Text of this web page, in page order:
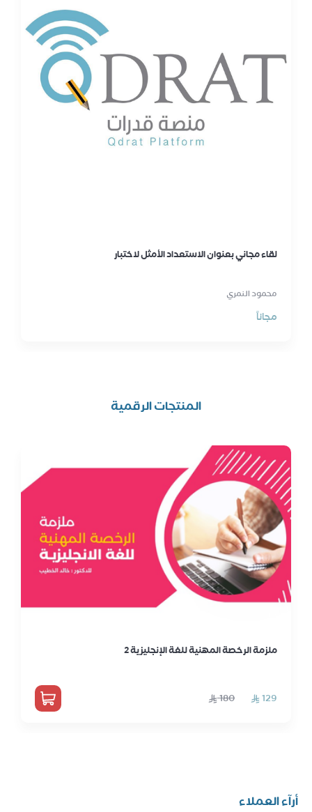
لقاء مجاني بعنوان الاستعداد الأمثل لاختبار
محمود النمري
مجاناً
المنتجات الرقمية
ملزمة الرخصة المهنية للغة الإنجليزية 2
أرآء العملاء